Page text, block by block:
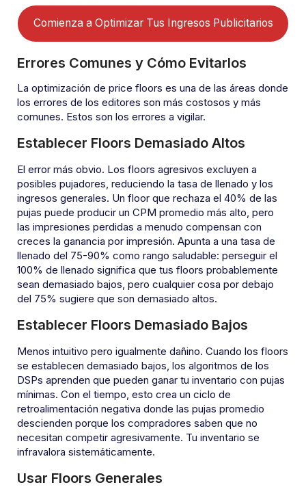
Comienza a Optimizar Tus Ingresos Publicitarios
Errores Comunes y Cómo Evitarlos
La optimización de price floors es una de las áreas donde
los errores de los editores son más costosos y más
comunes. Estos son los errores a vigilar.
Establecer Floors Demasiado Altos
El error más obvio. Los floors agresivos excluyen a
posibles pujadores, reduciendo la tasa de llenado y los
ingresos generales. Un floor que rechaza el 40% de las
pujas puede producir un CPM promedio más alto, pero
las impresiones perdidas a menudo compensan con
creces la ganancia por impresión. Apunta a una tasa de
llenado del 75-90% como rango saludable: perseguir el
100% de llenado significa que tus floors probablemente
sean demasiado bajos, pero cualquier cosa por debajo
del 75% sugiere que son demasiado altos.
Establecer Floors Demasiado Bajos
Menos intuitivo pero igualmente dañino. Cuando los floors
se establecen demasiado bajos, los algoritmos de los
DSPs aprenden que pueden ganar tu inventario con pujas
mínimas. Con el tiempo, esto crea un ciclo de
retroalimentación negativa donde las pujas promedio
descienden porque los compradores saben que no
necesitan competir agresivamente. Tu inventario se
infravalora sistemáticamente.
Usar Floors Generales